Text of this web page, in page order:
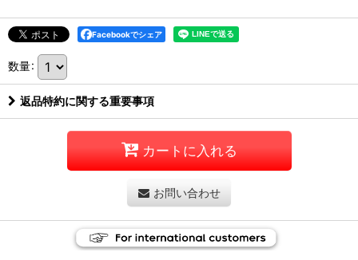
Facebookでシェア
数量:
返品特約に関する重要事項
カートに入れる
お問い合わせ